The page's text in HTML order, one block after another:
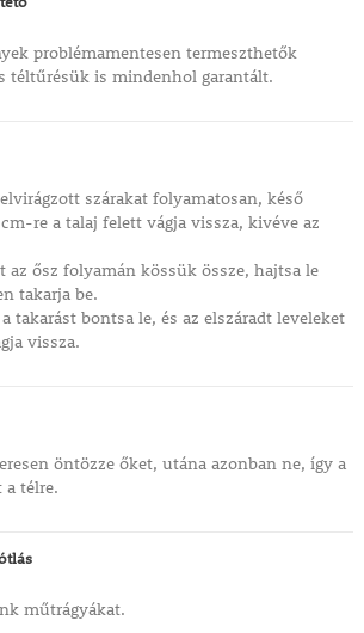
problémamentesen termeszthetők
téltűrésük is mindenhol garantált.
szárakat folyamatosan, késő
re a talaj felett vágja vissza, kivéve az
az ősz folyamán kössük össze, hajtsa le
takarja be.
takarást bontsa le, és az elszáradt leveleket
vissza.
öntözze őket, utána azonban ne, így a
télre.
műtrágyákat.